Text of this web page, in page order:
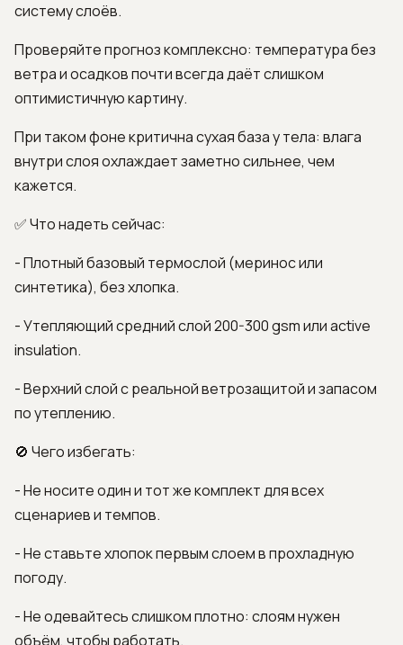
систему слоёв.
Проверяйте прогноз комплексно: температура без
ветра и осадков почти всегда даёт слишком
оптимистичную картину.
При таком фоне критична сухая база у тела: влага
внутри слоя охлаждает заметно сильнее, чем
кажется.
✅ Что надеть сейчас:
- Плотный базовый термослой (меринос или
синтетика), без хлопка.
- Утепляющий средний слой 200-300 gsm или active
insulation.
- Верхний слой с реальной ветрозащитой и запасом
по утеплению.
🚫 Чего избегать:
- Не носите один и тот же комплект для всех
сценариев и темпов.
- Не ставьте хлопок первым слоем в прохладную
погоду.
- Не одевайтесь слишком плотно: слоям нужен
объём, чтобы работать.